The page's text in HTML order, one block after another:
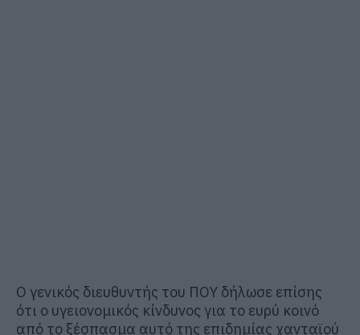
Ο γενικός διευθυντής του ΠΟΥ δήλωσε επίσης
ότι ο υγειονομικός κίνδυνος για το ευρύ κοινό
από το ξέσπασμα αυτό της επιδημίας χανταϊού